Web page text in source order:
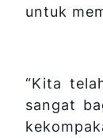
untuk
“Kita
sangat